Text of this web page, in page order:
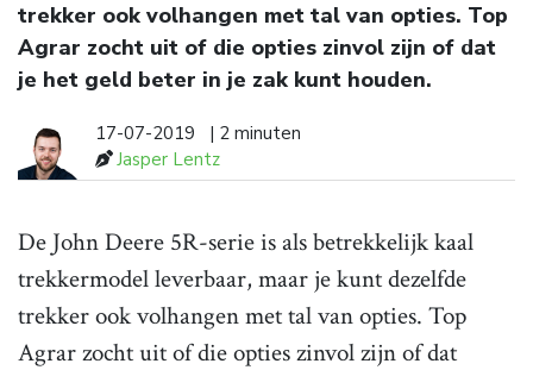
trekker ook volhangen met tal van opties. Top
Agrar zocht uit of die opties zinvol zijn of dat
je het geld beter in je zak kunt houden.
17-07-2019
| 2 minuten
Jasper Lentz
De John Deere 5R-serie is als betrekkelijk kaal
trekkermodel leverbaar, maar je kunt dezelfde
trekker ook volhangen met tal van opties. Top
Agrar zocht uit of die opties zinvol zijn of dat